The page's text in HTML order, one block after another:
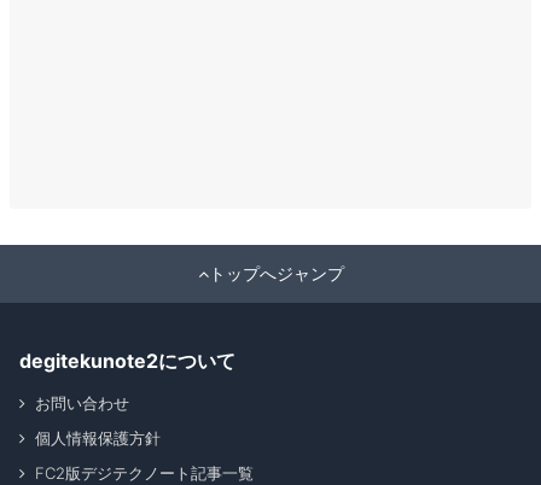
トップへジャンプ
degitekunote2について
お問い合わせ
個人情報保護方針
FC2版デジテクノート記事一覧